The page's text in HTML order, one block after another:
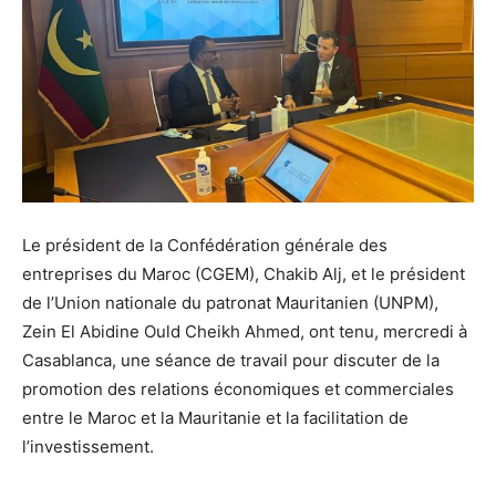
Le président de la Confédération générale des
entreprises du Maroc (CGEM), Chakib Alj, et le président
de l’Union nationale du patronat Mauritanien (UNPM),
Zein El Abidine Ould Cheikh Ahmed, ont tenu, mercredi à
Casablanca, une séance de travail pour discuter de la
promotion des relations économiques et commerciales
entre le Maroc et la Mauritanie et la facilitation de
l’investissement.